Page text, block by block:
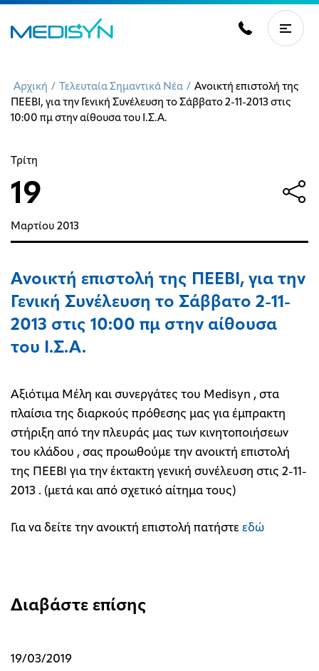
Αρχική / Τελευταία Σημαντικά Νέα / Ανοικτή επιστολή της
ΠΕΕΒΙ, για την Γενική Συνέλευση το Σάββατο 2-11-2013 στις
10:00 πμ στην αίθουσα του Ι.Σ.Α.
Τρίτη
19
Μαρτίου 2013
Ανοικτή επιστολή της ΠΕΕΒΙ, για την
Γενική Συνέλευση το Σάββατο 2-11-
2013 στις 10:00 πμ στην αίθουσα
του Ι.Σ.Α.
Αξιότιμα Μέλη και συνεργάτες του Medisyn , στα
πλαίσια της διαρκούς πρόθεσης μας για έμπρακτη
στήριξη από την πλευράς μας των κινητοποιήσεων
του κλάδου , σας προωθούμε την ανοικτή επιστολή
της ΠΕΕΒΙ για την έκτακτη γενική συνέλευση στις 2-11-
2013 . (μετά και από σχετικό αίτημα τους)
Για να δείτε την ανοικτή επιστολή πατήστε εδώ
Διαβάστε επίσης
19/03/2019